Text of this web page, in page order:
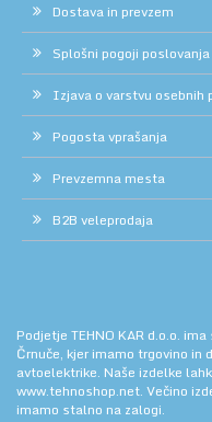
Dostava in prevzem
Splošni pogoji poslovanja
Izjava o varstvu osebnih
Pogosta vprašanja
Prevzemna mesta
B2B veleprodaja
Podjetje TEHNO KAR d.o.o.
Črnuče, kjer imamo trgovino
avtoelektrike. Naše izdelke
www.tehnoshop.net. Večino
imamo stalno na zalogi.